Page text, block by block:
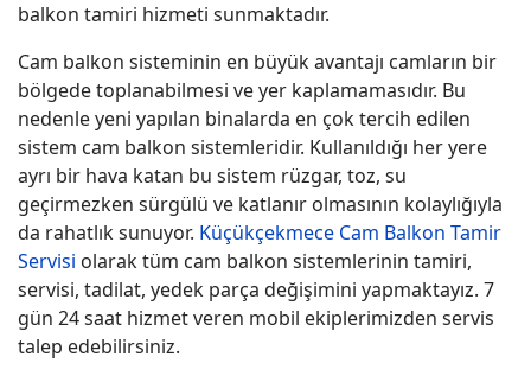
balkon tamiri hizmeti sunmaktadır.
Cam balkon sisteminin en büyük avantajı camların bir
bölgede toplanabilmesi ve yer kaplamamasıdır. Bu
nedenle yeni yapılan binalarda en çok tercih edilen
sistem cam balkon sistemleridir. Kullanıldığı her yere
ayrı bir hava katan bu sistem rüzgar, toz, su
geçirmezken sürgülü ve katlanır olmasının kolaylığıyla
da rahatlık sunuyor. Küçükçekmece Cam Balkon Tamir
Servisi olarak tüm cam balkon sistemlerinin tamiri,
servisi, tadilat, yedek parça değişimini yapmaktayız. 7
gün 24 saat hizmet veren mobil ekiplerimizden servis
talep edebilirsiniz.